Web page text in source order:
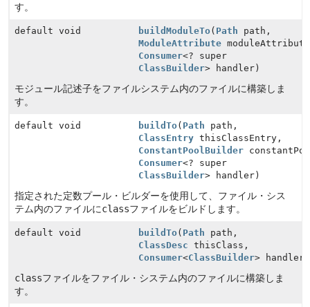
す。
default void buildModuleTo( Path path,
ModuleAttribute
Consumer<? super
ClassBuilder> handler)
モジュール記述子をファイルシステム内のファイルに構築しま
す。
default void buildTo( Path path,
ClassEntry thisClassEntry,
ConstantPoolBuilder
Consumer<? super
ClassBuilder> handler)
指定された定数プール・ビルダーを使用して、ファイル・シス
テム内のファイルにclassファイルをビルドします。
default void buildTo( Path path,
ClassDesc thisClass,
Consumer<ClassBuilder> handler)
classファイルをファイル・システム内のファイルに構築しま
す。